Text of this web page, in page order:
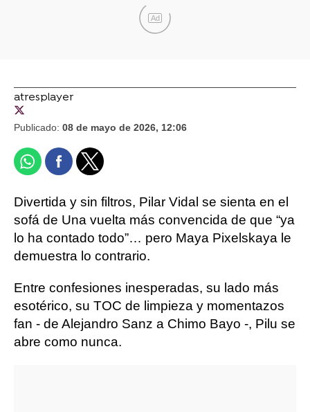
Ad
atresplayer
Publicado: 08 de mayo de 2026, 12:06
Divertida y sin filtros, Pilar Vidal se sienta en el
sofá de Una vuelta más convencida de que “ya
lo ha contado todo”… pero Maya Pixelskaya le
demuestra lo contrario.
Entre confesiones inesperadas, su lado más
esotérico, su TOC de limpieza y momentazos
fan - de Alejandro Sanz a Chimo Bayo -, Pilu se
abre como nunca.